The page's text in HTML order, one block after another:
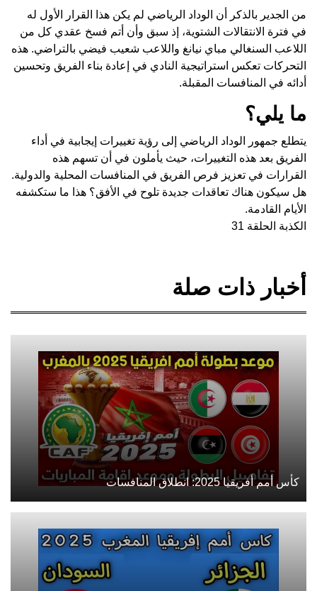
من الجدير بالذكر أن الوداد الرياضي لم يكن هذا القرار الأول له
في فترة الانتقالات الشتوية، إذ سبق وأن أتم فسخ عقدي كل من
اللاعب السنغالي مباي نيانغ واللاعب شعيب فيضي بالتراضي. هذه
التحركات تعكس استراتيجية النادي في إعادة بناء الفريق وتحسين
أدائه في المنافسات المقبلة.
ما يلي؟
يتطلع جمهور الوداد الرياضي إلى رؤية تغييرات إيجابية في أداء
الفريق بعد هذه التغييرات، حيث يأملون في أن تسهم هذه
القرارات في تعزيز فرص الفريق في المنافسات المحلية والدولية.
هل سيكون هناك تعاقدات جديدة تلوح في الأفق؟ هذا ما ستكشفه
الأيام القادمة.
الكذبة الحلقة 31
أخبار ذات صلة
كأس أمم أفريقيا 2025: انطلاق المنافسات